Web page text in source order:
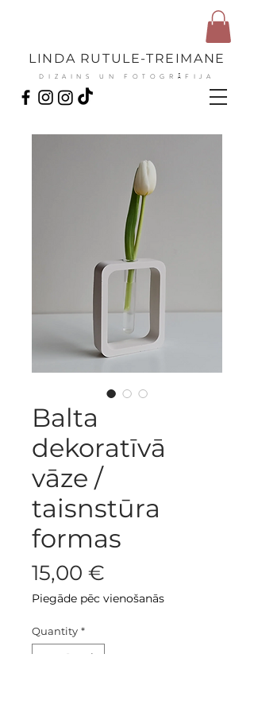
LINDA RUTULE-TREIMANE
DIZAINS UN FOTOGRĀFIJA
Balta
dekoratīvā
vāze /
taisnstūra
formas
15,00 €
Piegāde pēc vienošanās
Quantity *